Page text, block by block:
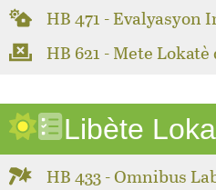
HB 471 - Evalyasyon
HB 621 - Mete
Libète
HB 433 - Omnibus